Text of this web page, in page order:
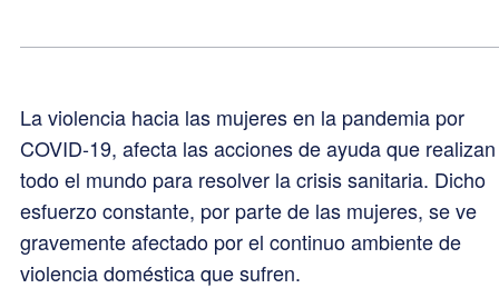
La violencia hacia las mujeres en la pandemia por
COVID-19, afecta las acciones de ayuda que
todo el mundo para resolver la crisis sanitaria. Dicho
esfuerzo constante, por parte de las mujeres, se ve
gravemente afectado por el continuo ambiente de
violencia doméstica que sufren.